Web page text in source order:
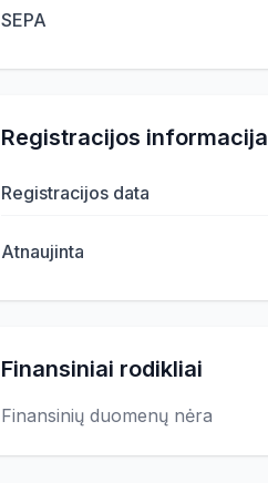
SEPA
Registracijos informacija
Registracijos data
Atnaujinta
Finansiniai rodikliai
Finansinių duomenų nėra